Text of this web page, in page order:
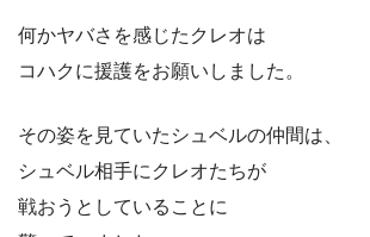
何かヤバさを感じたクレオは
コハクに援護をお願いしました。
その姿を見ていたシュベルの仲間は、
シュベル相手にクレオたちが
戦おうとしていることに